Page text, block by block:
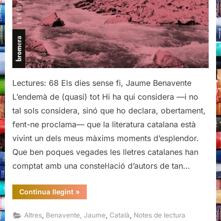
Lectures: 68 Els dies sense fi, Jaume Benavente
L’endemà de (quasi) tot Hi ha qui considera —i no
tal sols considera, sinó que ho declara, obertament,
fent-ne proclama— que la literatura catalana està
vivint un dels meus màxims moments d’esplendor.
Que ben poques vegades les lletres catalanes han
comptat amb una constel·lació d’autors de tan…
Continua llegint“Els
dies
fi,
Jaume
»
Altres Benavente, Jaume Català Notes de lectura